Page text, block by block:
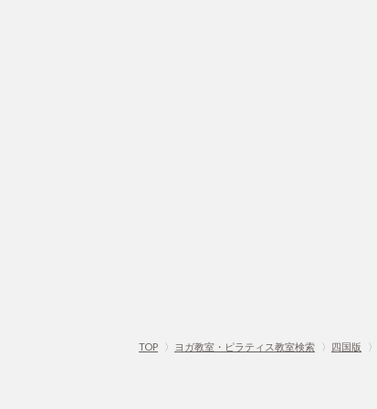
TOP 〉 ヨガ教室・ピラティス教室検索 〉 四国版 〉